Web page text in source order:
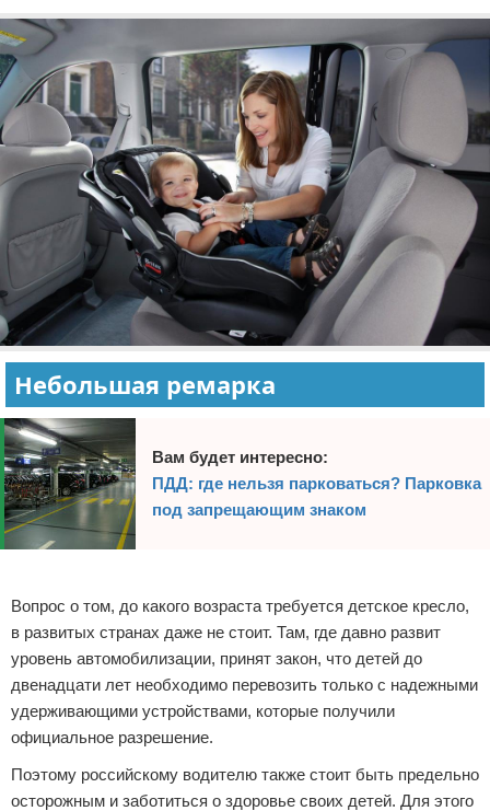
Небольшая ремарка
Вам будет интересно:
ПДД: где нельзя парковаться? Парковка
под запрещающим знаком
Вопрос о том, до какого возраста требуется детское кресло,
в развитых странах даже не стоит. Там, где давно развит
уровень автомобилизации, принят закон, что детей до
двенадцати лет необходимо перевозить только с надежными
удерживающими устройствами, которые получили
официальное разрешение.
Поэтому российскому водителю также стоит быть предельно
осторожным и заботиться о здоровье своих детей. Для этого